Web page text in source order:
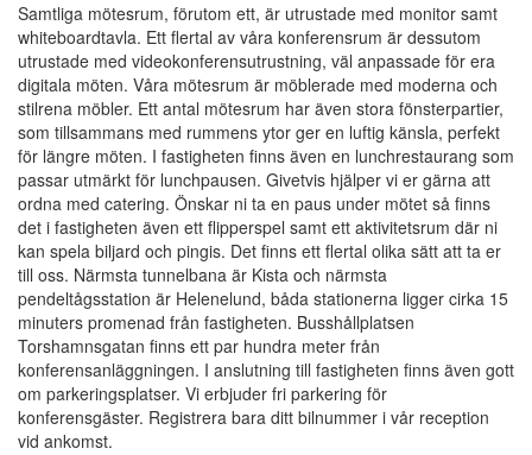
Samtliga mötesrum, förutom ett, är utrustade med monitor samt
whiteboardtavla. Ett flertal av våra konferensrum är dessutom
utrustade med videokonferensutrustning, väl anpassade för era
digitala möten. Våra mötesrum är möblerade med moderna och
stilrena möbler. Ett antal mötesrum har även stora fönsterpartier,
som tillsammans med rummens ytor ger en luftig känsla, perfekt
för längre möten. I fastigheten finns även en lunchrestaurang som
passar utmärkt för lunchpausen. Givetvis hjälper vi er gärna att
ordna med catering. Önskar ni ta en paus under mötet så finns
det i fastigheten även ett flipperspel samt ett aktivitetsrum där ni
kan spela biljard och pingis. Det finns ett flertal olika sätt att ta er
till oss. Närmsta tunnelbana är Kista och närmsta
pendeltågsstation är Helenelund, båda stationerna ligger cirka 15
minuters promenad från fastigheten. Busshållplatsen
Torshamnsgatan finns ett par hundra meter från
konferensanläggningen. I anslutning till fastigheten finns även gott
om parkeringsplatser. Vi erbjuder fri parkering för
konferensgäster. Registrera bara ditt bilnummer i vår reception
vid ankomst.